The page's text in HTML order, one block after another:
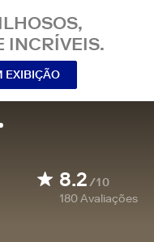
INCRÍVEIS.
EXIBIÇÃO
8.2/10
180Avaliações